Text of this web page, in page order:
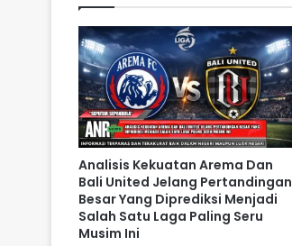
Analisis Kekuatan Arema Dan
Bali United Jelang Pertandingan
Besar Yang Diprediksi Menjadi
Salah Satu Laga Paling Seru
Musim Ini